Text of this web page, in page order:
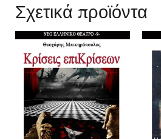
Σχετικά προϊόντα